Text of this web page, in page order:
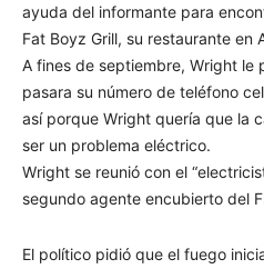
ayuda del informante para
Fat Boyz Grill, su restaurante en
A fines de septiembre, Wright le
pasara su número de teléfono
así porque Wright quería que la
ser un problema eléctrico.
Wright se reunió con el
segundo agente encubierto del
El político pidió que el fuego